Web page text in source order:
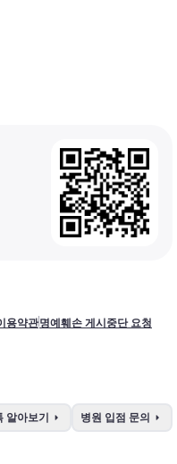
용약관명예훼손 게시중단 요청
알아보기 arrow_right 병원 입점 문의 arrow_right